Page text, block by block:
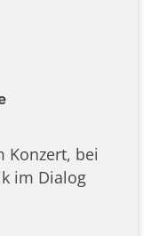
Konzert, bei
im Dialog